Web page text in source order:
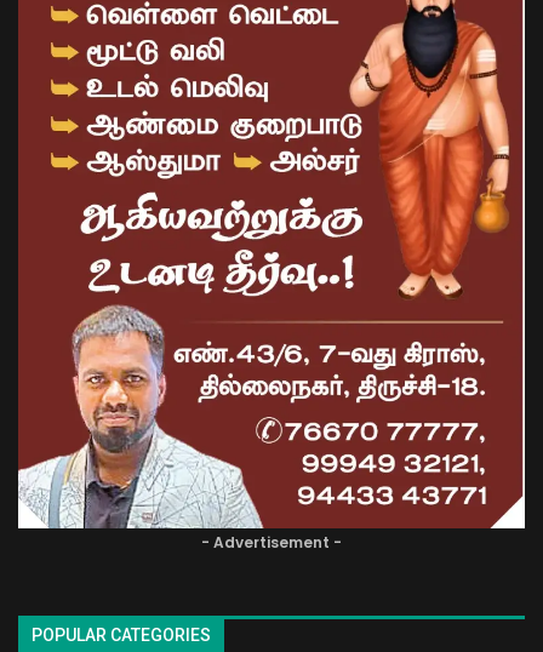
- Advertisement -
POPULAR CATEGORIES